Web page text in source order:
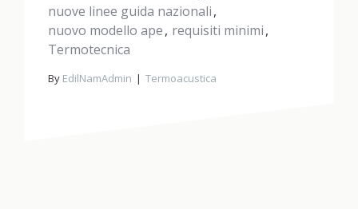
nuove linee guida nazionali
nuovo modello ape requisiti minimi
Termotecnica
By EdilNamAdmin Termoacustica